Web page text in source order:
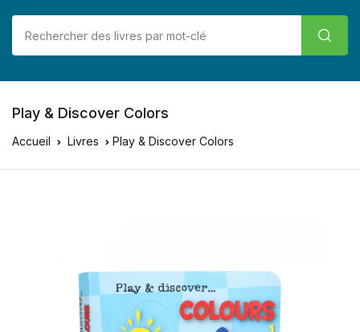
Play & Discover Colors
Accueil Livres Play & Discover Colors